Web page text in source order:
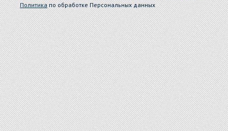
Политикапо обработке Персональных данных